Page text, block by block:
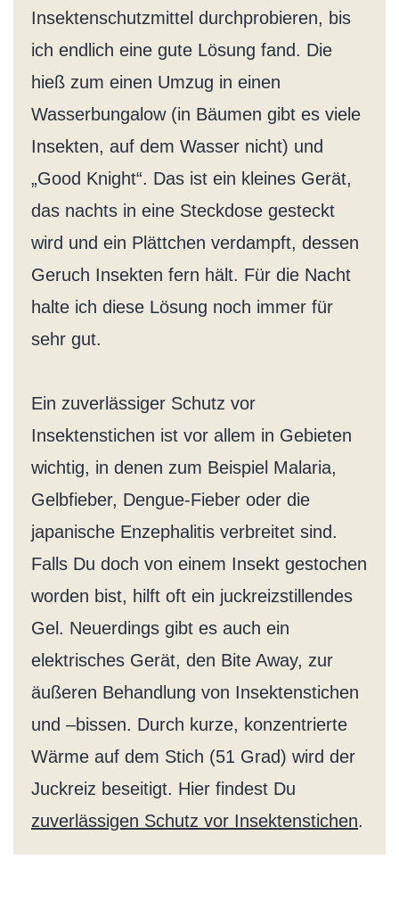
Insektenschutzmittel durchprobieren, bis
ich endlich eine gute Lösung fand. Die
hieß zum einen Umzug in einen
Wasserbungalow (in Bäumen gibt es viele
Insekten, auf dem Wasser nicht) und
„Good Knight“. Das ist ein kleines Gerät,
das nachts in eine Steckdose gesteckt
wird und ein Plättchen verdampft, dessen
Geruch Insekten fern hält. Für die Nacht
halte ich diese Lösung noch immer für
sehr gut.
Ein zuverlässiger Schutz vor
Insektenstichen ist vor allem in Gebieten
wichtig, in denen zum Beispiel Malaria,
Gelbfieber, Dengue-Fieber oder die
japanische Enzephalitis verbreitet sind.
Falls Du doch von einem Insekt gestochen
worden bist, hilft oft ein juckreizstillendes
Gel. Neuerdings gibt es auch ein
elektrisches Gerät, den Bite Away, zur
äußeren Behandlung von Insektenstichen
und –bissen. Durch kurze, konzentrierte
Wärme auf dem Stich (51 Grad) wird der
Juckreiz beseitigt. Hier findest Du
zuverlässigen Schutz vor Insektenstichen.